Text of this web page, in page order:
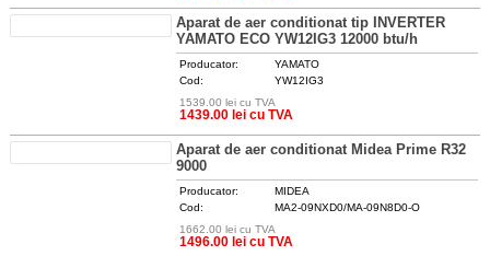
Aparat de aer conditionat tip INVERTER
YAMATO ECO YW12IG3 12000 btu/h
Producator:
YAMATO
Cod:
YW12IG3
1539.00 lei cu TVA
1439.00 lei cu TVA
Aparat de aer conditionat Midea Prime R32
9000
Producator:
MIDEA
Cod:
MA2-09NXD0/MA-09N8D0-O
1662.00 lei cu TVA
1496.00 lei cu TVA